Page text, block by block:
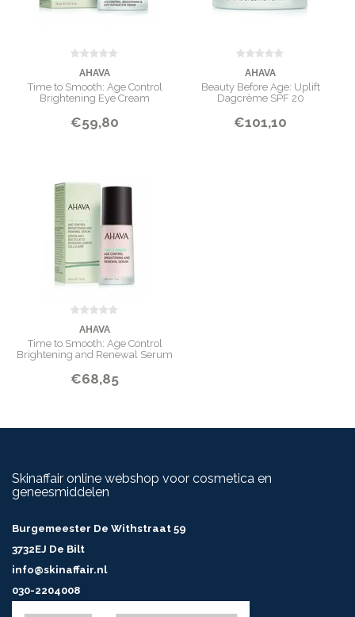
(Tetramethyl Hydroxypiperidinol) Citrate, Undecylcrylene Dimethicone,
AHAVA
Time to Smooth: Age Control
Brightening Eye Cream
€59,80
AHAVA
Beauty Before Age: Uplift
Dagcrème SPF 20
€101,10
AHAVA
Time to Smooth: Age Control
Brightening and Renewal Serum
€68,85
Skinaffair online webshop voor cosmetica en
geneesmiddelen
Burgemeester De Withstraat 59
3732EJ De Bilt
info@skinaffair.nl
030-2204008